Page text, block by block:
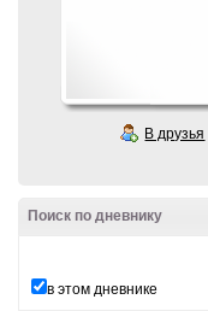
В друзья
Поиск по дневнику
в этом дневнике